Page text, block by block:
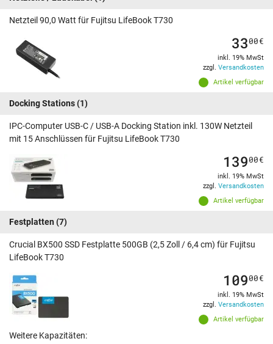
Netzteil 90,0 Watt für Fujitsu LifeBook T730
Artikel verfügbar
3300€
inkl. 19% MwSt
zzgl. Versandkosten
Docking Stations(1)
IPC-Computer USB-C / USB-A Docking Station inkl. 130W Netzteil
mit 15 Anschlüssen für Fujitsu LifeBook T730
Artikel verfügbar
13900€
inkl. 19% MwSt
zzgl. Versandkosten
Festplatten (7)
Crucial BX500 SSD Festplatte 500GB (2,5 Zoll / 6,4 cm) für Fujitsu
LifeBook T730
Artikel verfügbar
10900€
inkl. 19% MwSt
zzgl. Versandkosten
Weitere Kapazitäten: